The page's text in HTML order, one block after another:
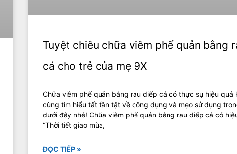
Tuyệt chiêu chữa viêm phế quản bằng
cá cho trẻ của mẹ 9X
Chữa viêm phế quản bằng rau diếp cá có thực sự hiệu quả
cùng tìm hiểu tất tần tật về công dụng và mẹo sử dụng
dưới đây nhé! Chữa viêm phế quản bằng rau diếp cá có
“Thời tiết giao mùa,
ĐỌC TIẾP »